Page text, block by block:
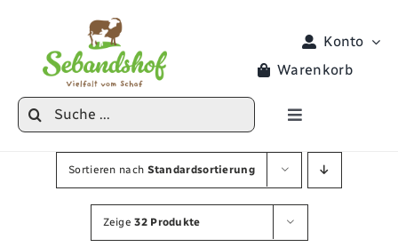
springen
Konto
Warenkorb
Suche
nach:
Toggle
Produkte
Veranstaltungen
Sortieren nach Standardsortierung
Zeige32 Produkte